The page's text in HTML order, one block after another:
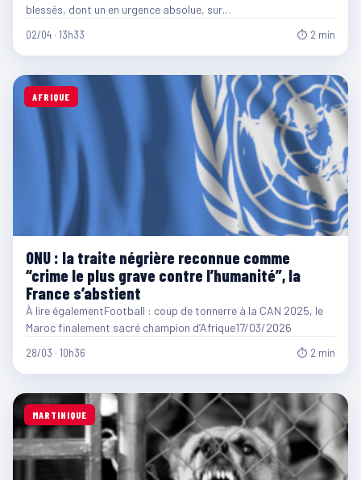
blessés, dont un en urgence absolue, sur…
02/04 · 13h33 ⏱ 2 min
AFRIQUE
ONU : la traite négrière reconnue comme
“crime le plus grave contre l’humanité”, la
France s’abstient
À lire égalementFootball : coup de tonnerre à la CAN 2025, le
Maroc finalement sacré champion d’Afrique17/03/2026
28/03 · 10h36 ⏱ 2 min
MARTINIQUE